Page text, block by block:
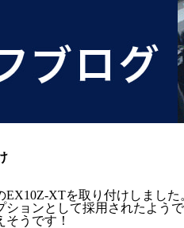
EX10Z-XTを取り付けしました
ションとして採用されたようで
うです！